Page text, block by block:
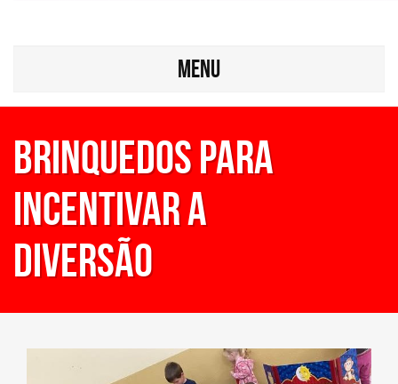
MENU
BRINQUEDOS PARA
INCENTIVAR A
DIVERSÃO